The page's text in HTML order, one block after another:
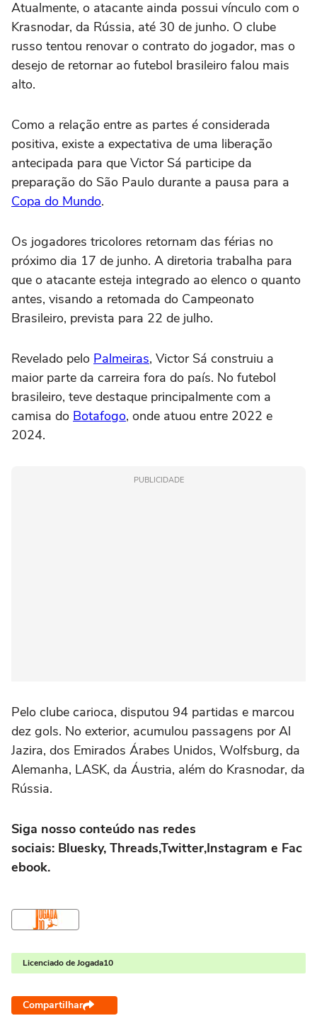
Atualmente, o atacante ainda possui vínculo com o
Krasnodar, da Rússia, até 30 de junho. O clube
russo tentou renovar o contrato do jogador, mas o
desejo de retornar ao futebol brasileiro falou mais
alto.
Como a relação entre as partes é considerada
positiva, existe a expectativa de uma liberação
antecipada para que Victor Sá participe da
preparação do São Paulo durante a pausa para a
Copa do Mundo.
Os jogadores tricolores retornam das férias no
próximo dia 17 de junho. A diretoria trabalha para
que o atacante esteja integrado ao elenco o quanto
antes, visando a retomada do Campeonato
Brasileiro, prevista para 22 de julho.
Revelado pelo Palmeiras, Victor Sá construiu a
maior parte da carreira fora do país. No futebol
brasileiro, teve destaque principalmente com a
camisa do Botafogo, onde atuou entre 2022 e
2024.
PUBLICIDADE
Pelo clube carioca, disputou 94 partidas e marcou
dez gols. No exterior, acumulou passagens por Al
Jazira, dos Emirados Árabes Unidos, Wolfsburg, da
Alemanha, LASK, da Áustria, além do Krasnodar, da
Rússia.
Siga nosso conteúdo nas redes
sociais: Bluesky, Threads,Twitter,Instagram e Fac
ebook.
Licenciado de Jogada10
Compartilhar